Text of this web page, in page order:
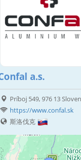
a.s.
Príboj 549, 976 13
https://www.confal.sk
斯洛伐克